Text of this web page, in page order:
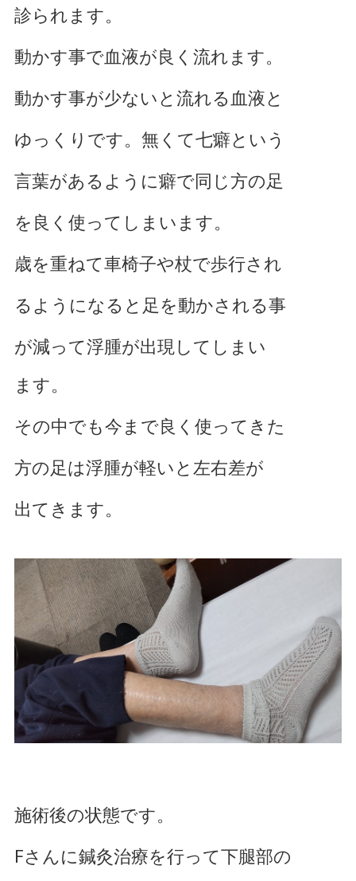
診られます。
動かす事で血液が良く流れます。
動かす事が少ないと流れる血液と
ゆっくりです。無くて七癖という
言葉があるように癖で同じ方の足
を良く使ってしまいます。
歳を重ねて車椅子や杖で歩行され
るようになると足を動かされる事
が減って浮腫が出現してしまい
ます。
その中でも今まで良く使ってきた
方の足は浮腫が軽いと左右差が
出てきます。
施術後の状態です。
Fさんに鍼灸治療を行って下腿部の